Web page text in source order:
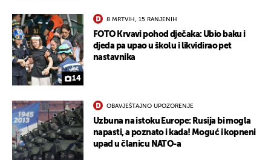
14
8 MRTVIH, 15 RANJENIH
FOTO Krvavi pohod dječaka: Ubio baku i
djeda pa upao u školu i likvidirao pet
nastavnika
OBAVJEŠTAJNO UPOZORENJE
Uzbuna na istoku Europe: Rusija bi mogla
napasti, a poznato i kada! Moguć i kopneni
upad u članicu NATO-a